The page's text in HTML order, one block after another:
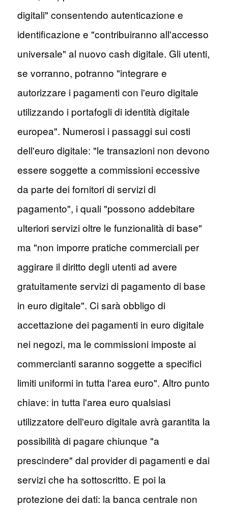
digitali" consentendo autenticazione e
identificazione e "contribuiranno all'accesso
universale" al nuovo cash digitale. Gli utenti,
se vorranno, potranno "integrare e
autorizzare i pagamenti con l'euro digitale
utilizzando i portafogli di identità digitale
europea". Numerosi i passaggi sui costi
dell'euro digitale: "le transazioni non devono
essere soggette a commissioni eccessive
da parte dei fornitori di servizi di
pagamento", i quali "possono addebitare
ulteriori servizi oltre le funzionalità di base"
ma "non imporre pratiche commerciali per
aggirare il diritto degli utenti ad avere
gratuitamente servizi di pagamento di base
in euro digitale". Ci sarà obbligo di
accettazione dei pagamenti in euro digitale
nei negozi, ma le commissioni imposte ai
commercianti saranno soggette a specifici
limiti uniformi in tutta l'area euro". Altro punto
chiave: in tutta l'area euro qualsiasi
utilizzatore dell'euro digitale avrà garantita la
possibilità di pagare chiunque "a
prescindere" dal provider di pagamenti e dai
servizi che ha sottoscritto. E poi la
protezione dei dati: la banca centrale non